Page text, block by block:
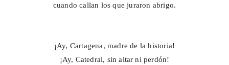
cuando callan los que juraron abrigo.
¡Ay, Cartagena, madre de la historia!
¡Ay, Catedral, sin altar ni perdón!